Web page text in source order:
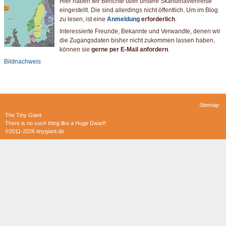
eingestellt. Die sind allerdings nicht öffentlich. Um im Blog
zu lesen, ist eine Anmeldung erforderlich
Interessierte Freunde, Bekannte und Verwandte, denen wir
die Zugangsdaten bisher nicht zukommen lassen haben,
können sie gerne per E-Mail anfordern
Bildnachweis
überspringen
Sitemap
The Tiny Giant
There is no such thing like a Huge Dwarf!
©2011-2026 tinygiant.de